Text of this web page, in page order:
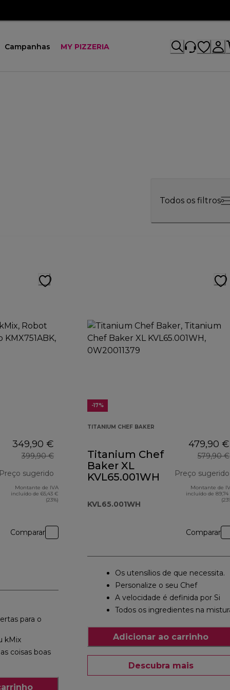
Campanhas MY PIZZERIA
Todos os filtros
349,90 €
399,90 €
sugerido
preço original 399,90 €
Montante de IVA
incluído de 65,43 €
(23%)
Comparar
para o
kMix
coisas boas
-17%
TITANIUM CHEF BAKER
Titanium Chef
Baker XL
KVL65.001WH
KVL65.001WH
479,90 €
579,90 €
Preço sugerido
Montante de
incluído de
Comparar
Os utensílios de que necessita.
Personalize o seu Chef
A velocidade é definida por Si
Todos os ingredientes na
Adicionar ao carrinho
Descubra mais